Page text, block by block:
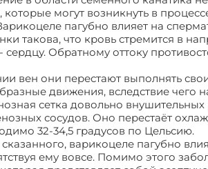
могут возникнуть в
пагубно влияет на
такова, что кровь стремится в
сердцу. Обратному оттоку
вен они перестают выполнять
движения, вследствие чего
сетка довольно
сосудов. Оно перестаёт
32-34,5 градусов по Цельсию.
варикоцеле пагубно
ему вовсе. Помимо этого